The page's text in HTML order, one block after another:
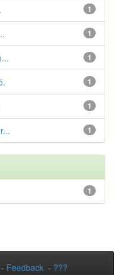
1
1
1
1
1
1
1
- Feedback - ???